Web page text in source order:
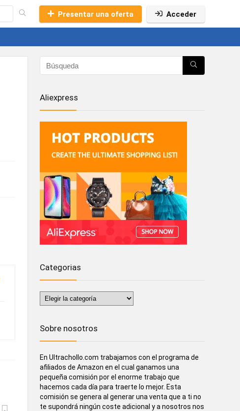
Presentar una oferta Acceder
Aliexpress
Categorias
Categorias
Sobre nosotros
En Ultrachollo.com trabajamos con el programa de
afiliados de Amazon en el cual ganamos una
pequeña comisión por el enorme trabajo que
hacemos cada día para traerte lo mejor. Esta
comisión se genera al generar una venta que a ti no
te supondrá ningún coste adicional y a nosotros nos